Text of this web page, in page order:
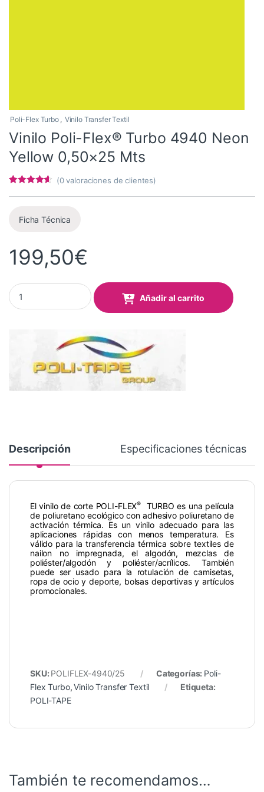
Poli-Flex Turbo , Vinilo Transfer Textil
Vinilo Poli-Flex® Turbo 4940 Neon
Yellow 0,50×25 Mts
valoracione
(0valoraciones de clientes)
Ficha Técnica
199,50€
Vinilo Poli-Flex® Turbo 4940 Neon Yellow 0,50x25 Mts quantity
Añadir al carrito
Descripción Especificaciones técnicas
El vinilo de corte POLI-FLEX®
TURBO es una película
de poliuretano ecológico con adhesivo poliuretano de
activación térmica. Es un vinilo adecuado para las
aplicaciones rápidas con menos temperatura. Es
válido para la transferencia térmica sobre textiles de
nailon no impregnada, el algodón, mezclas de
poliéster/algodón y poliéster/acrílicos. También
puede ser usado para la rotulación de camisetas,
ropa de ocio y deporte, bolsas deportivas y artículos
promocionales.
SKU: POLIFLEX-4940/25 Categorías: Poli-
Flex Turbo,Vinilo Transfer Textil
Etiqueta:
POLI-TAPE
También te recomendamos…